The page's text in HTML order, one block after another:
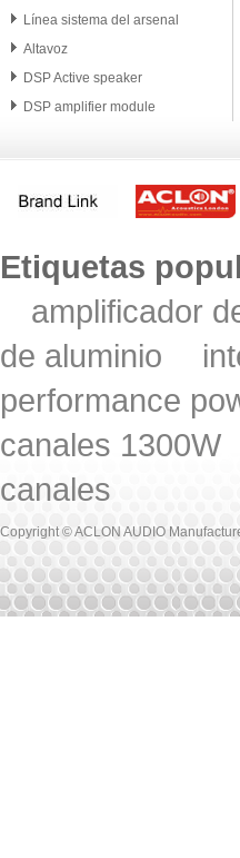
Línea sistema del arsenal
Altavoz
DSP Active speaker
DSP amplifier module
Accesorio
Etiquetas
amplificador
de aluminio
performance
canales 1300W
canales
Copyright © ACLON AUDIO